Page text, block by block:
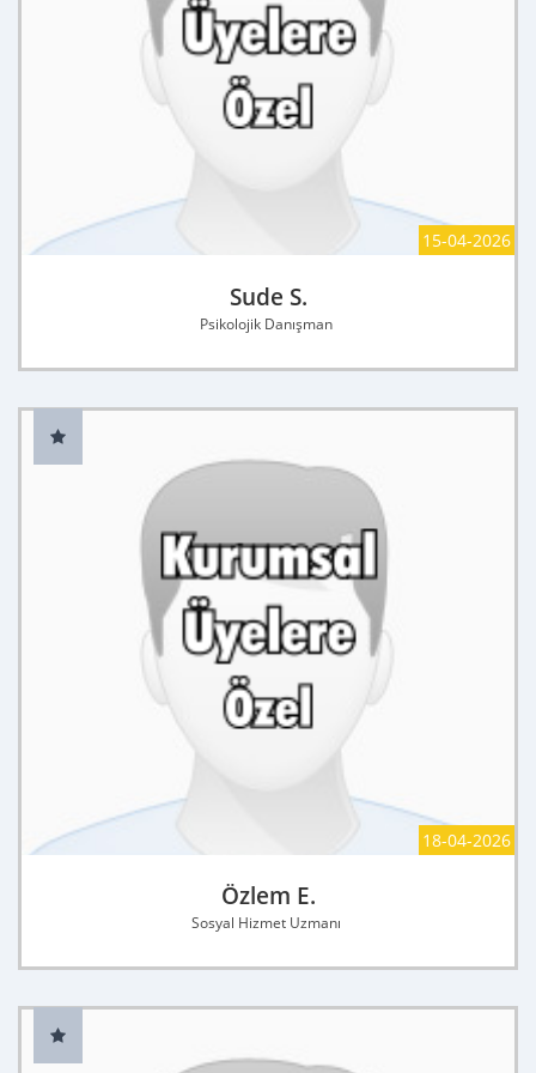
15-04-2026
Sude S.
Psikolojik Danışman
18-04-2026
Özlem E.
Sosyal Hizmet Uzmanı